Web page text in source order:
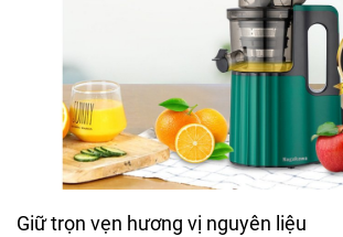
Giữ trọn vẹn hương vị nguyên liệu